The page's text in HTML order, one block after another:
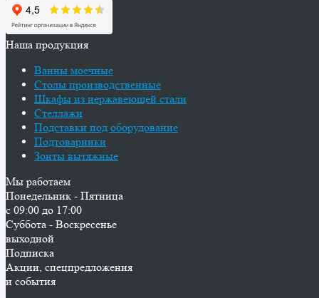
Наша продукция
Ванны моечные
Столы производственные
Шкафы из нержавеющей стали
Стеллажи
Подставки под оборудование
Подтоварники
Зонты вытяжные
Мы работаем
Понедельник - Пятница
с 09:00 до 17:00
Суббота - Воскресенье
выходной
Подписка
Акции, спецпредложения
и события